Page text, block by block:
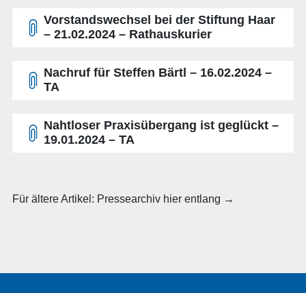
Vorstandswechsel bei der Stiftung Haar
– 21.02.2024 – Rathauskurier
Nachruf für Steffen Bärtl – 16.02.2024 –
TA
Nahtloser Praxisübergang ist geglückt –
19.01.2024 – TA
Für ältere Artikel: Pressearchiv hier entlang →